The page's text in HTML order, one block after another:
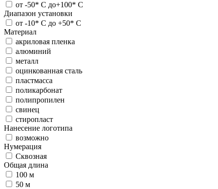
от -50* C до+100* С
Диапазон установки
от -10* С до +50* С
Материал
акриловая пленка
алюминий
металл
оцинкованная сталь
пластмасса
поликарбонат
полипропилен
свинец
стиропласт
Нанесение логотипа
возможно
Нумерация
Сквозная
Общая длина
100 м
50 м